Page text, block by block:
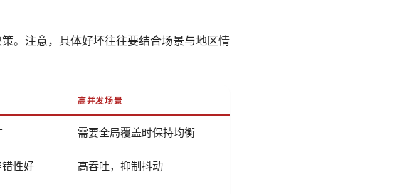
。注意，具体好坏往往要结合场景与地区情
高并发场景
需要全局覆盖时保持均衡
性好 高吞吐，抑制抖动